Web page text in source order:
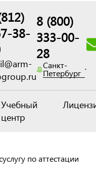
38-
8 (800)
333-00-
28
Санкт-
Петербург
Учебный
центр
по аттестации